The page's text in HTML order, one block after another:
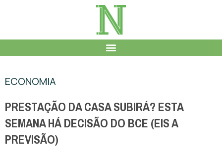
ECONOMIA
PRESTAÇÃO DA CASA SUBIRÁ? ESTA
SEMANA HÁ DECISÃO DO BCE (EIS A
PREVISÃO)